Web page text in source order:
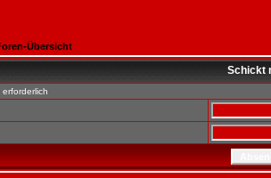
Übersicht
Schickt